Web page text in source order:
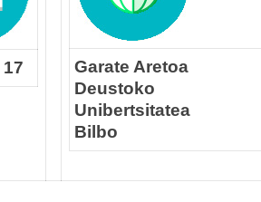
Garate Aretoa
Deustoko
Unibertsitatea
Bilbo